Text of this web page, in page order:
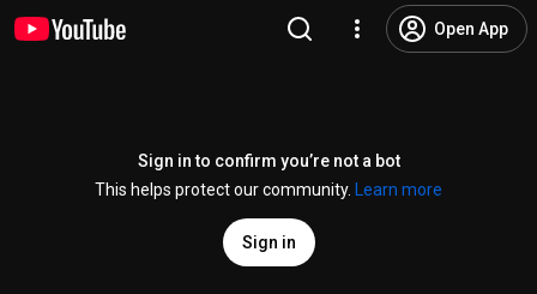
Open App
Sign in to confirm you’re not a bot
This helps protect our community.
Learn more
Sign in